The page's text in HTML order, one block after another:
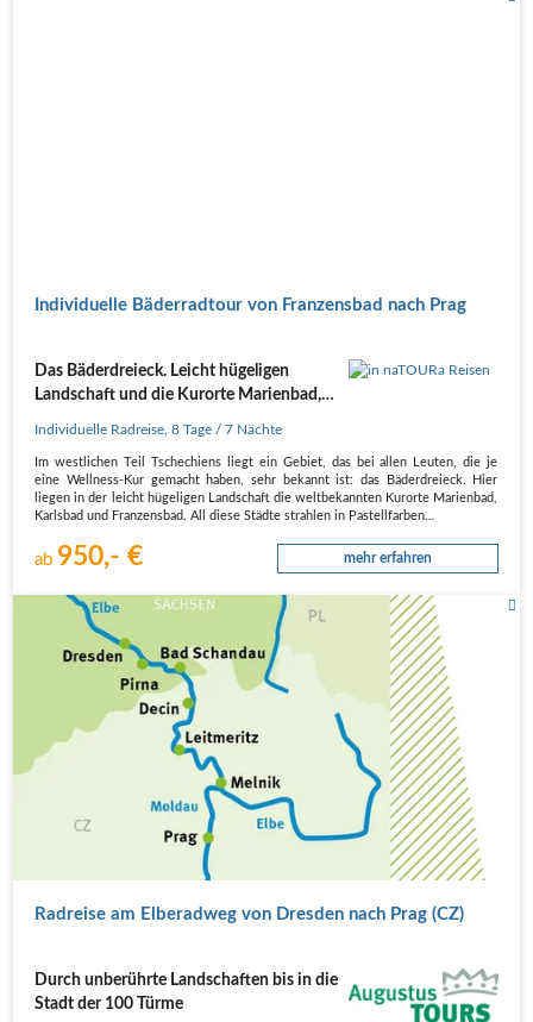
Individuelle Bäderradtour von Franzensbad nach Prag
Das Bäderdreieck. Leicht hügeligen
Landschaft und die Kurorte Marienbad,
Individuelle Radreise,8 Tage/ 7 Nächte
Im westlichen Teil Tschechiens liegt ein Gebiet, das bei allen Leuten, die je
eine Wellness-Kur gemacht haben, sehr bekannt ist: das Bäderdreieck. Hier
liegen in der leicht hügeligen Landschaft die weltbekannten Kurorte Marienbad,
Karlsbad und Franzensbad. All diese Städte strahlen in Pastellfarben…
ab 950,- € mehr erfahren
Radreise am Elberadweg von Dresden nach Prag (CZ)
Durch unberührte Landschaften bis in die
Stadt der 100 Türme